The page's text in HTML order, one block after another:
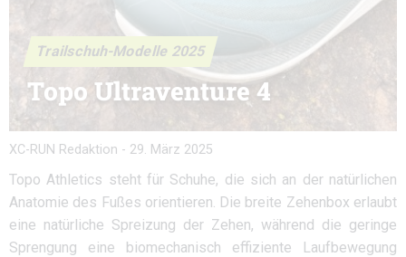
Trailschuh-Modelle 2025
Topo Ultraventure 4
XC-RUN Redaktion - 29. März 2025
Topo Athletics steht für Schuhe, die sich an der natürlichen
Anatomie des Fußes orientieren. Die breite Zehenbox erlaubt
eine natürliche Spreizung der Zehen, während die geringe
Sprengung eine biomechanisch effiziente Laufbewegung